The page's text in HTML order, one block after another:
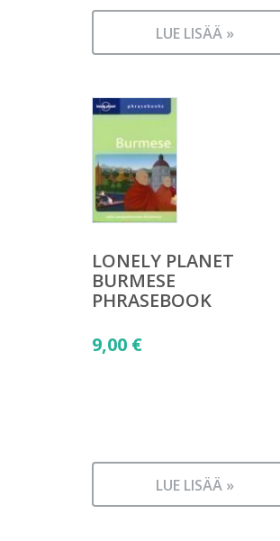
LUE LISÄÄ »
LONELY PLANET
BURMESE
PHRASEBOOK
9,00 €
LUE LISÄÄ »